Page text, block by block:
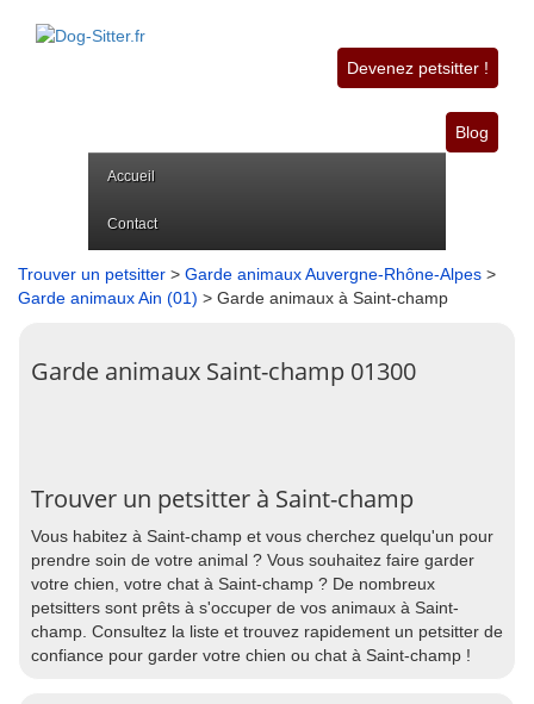
Devenez petsitter !
Blog
Accueil
Contact
Trouver un petsitter > Garde animaux Auvergne-Rhône-Alpes >
Garde animaux Ain (01) > Garde animaux à Saint-champ
Garde animaux Saint-champ 01300
Trouver un petsitter à Saint-champ
Vous habitez à Saint-champ et vous cherchez quelqu'un pour
prendre soin de votre animal ? Vous souhaitez faire garder
votre chien, votre chat à Saint-champ ? De nombreux
petsitters sont prêts à s'occuper de vos animaux à Saint-
champ. Consultez la liste et trouvez rapidement un petsitter de
confiance pour garder votre chien ou chat à Saint-champ !